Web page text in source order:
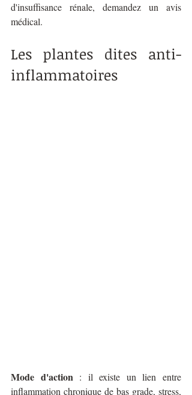
d'insuffisance rénale, demandez un avis
médical.
Les plantes dites anti-
inflammatoires
Mode d'action : il existe un lien entre
inflammation chronique de bas grade, stress,